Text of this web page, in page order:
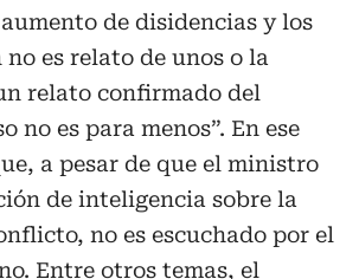
de disidencias y los
es relato de unos o la
relato confirmado del
no es para menos”. En ese
a pesar de que el ministro
de inteligencia sobre la
no es escuchado por el
Entre otros temas, el